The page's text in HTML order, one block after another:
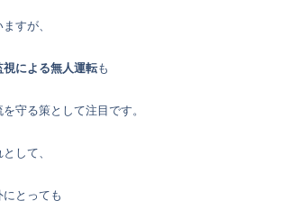
すが、
視による無人運転も
守る策として注目です。
して、
とっても